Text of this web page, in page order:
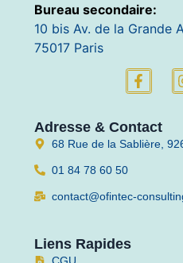
Bureau secondaire:
10 bis Av. de la Grande
75017 Paris
Adresse & Contact
68 Rue de la Sablière,
01 84 78 60 50
contact@ofintec-
Liens Rapides